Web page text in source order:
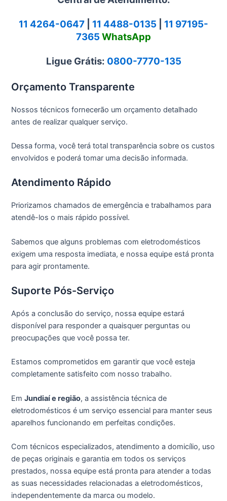
11 4264-0647 11 4488-0135
11 97195-
7365 WhatsApp
Ligue Grátis: 0800-7770-135
Orçamento Transparente
Nossos técnicos fornecerão um orçamento detalhado
antes de realizar qualquer serviço.
Dessa forma, você terá total transparência sobre os custos
envolvidos e poderá tomar uma decisão informada.
Atendimento Rápido
Priorizamos chamados de emergência e trabalhamos para
atendê-los o mais rápido possível.
Sabemos que alguns problemas com eletrodomésticos
exigem uma resposta imediata, e nossa equipe está pronta
para agir prontamente.
Suporte Pós-Serviço
Após a conclusão do serviço, nossa equipe estará
disponível para responder a quaisquer perguntas ou
preocupações que você possa ter.
Estamos comprometidos em garantir que você esteja
completamente satisfeito com nosso trabalho.
EmJundiaí e região, a assistência técnica de
eletrodomésticos é um serviço essencial para manter seus
aparelhos funcionando em perfeitas condições.
Com técnicos especializados, atendimento a domicílio, uso
de peças originais e garantia em todos os serviços
prestados, nossa equipe está pronta para atender a todas
as suas necessidades relacionadas a eletrodomésticos,
independentemente da marca ou modelo.